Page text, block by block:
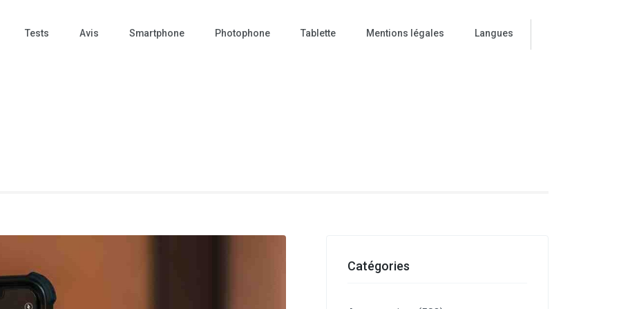
Tests Avis Smartphone Photophone Tablette Mentions légales Langues
Catégories